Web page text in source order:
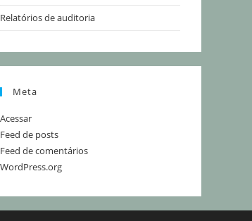
Relatórios de auditoria
Meta
Acessar
Feed de posts
Feed de comentários
WordPress.org